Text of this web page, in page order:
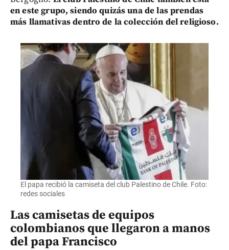
en este grupo, siendo quizás una de las prendas
más llamativas dentro de la colección del religioso.
El papa recibió la camiseta del club Palestino de Chile. Foto:
redes sociales
Las camisetas de equipos
colombianos que llegaron a manos
del papa Francisco